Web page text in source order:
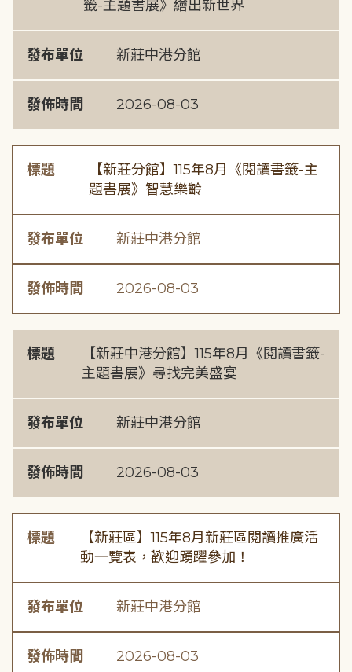
籤-主題書展》繪出新世界
發布單位 新莊中港分館
發佈時間 2026-08-03
標題
【新莊分館】115年8月《閱讀書籤-主
題書展》智慧樂齡
發布單位 新莊中港分館
發佈時間 2026-08-03
標題
【新莊中港分館】115年8月《閱讀書籤-
主題書展》尋找完美盛宴
發布單位 新莊中港分館
發佈時間 2026-08-03
標題
【新莊區】115年8月新莊區閱讀推廣活
動一覽表，歡迎踴躍參加！
發布單位 新莊中港分館
發佈時間 2026-08-03